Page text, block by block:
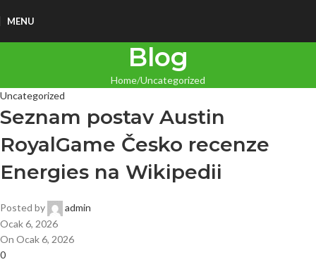
MENU
Blog
Home Uncategorized
Uncategorized
Seznam postav Austin
RoyalGame Česko recenze
Energies na Wikipedii
Posted by
admin
Ocak 6, 2026
On Ocak 6, 2026
0